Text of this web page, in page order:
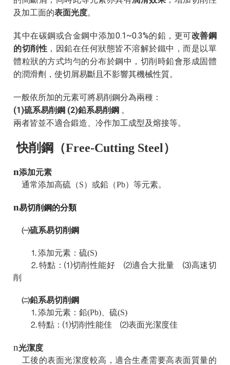
及加工面的表面光度。
其中在碳鋼或合金鋼中添加0.1~0.3%的鉛，更可改善鋼
的切削性 ，因鉛在任何狀態皆不溶解於鐵中，而是以單
體粒狀的方式均勻的分布於鋼中，切削時鉛會形成固體
的潤滑劑，使切屑易斷且不影響其機械性質。
一般依所加的元素可將易削鋼分為兩種：
(1)硫系易削鋼 (2)鉛系易削鋼 。
兩者皆並不適合鍛造、冷作加工成型及熔接等。
快削鋼（Free-Cutting Steel）
n添加元素
通常添加高硫（S）或鉛（Pb）等元素。
n易切削鋼的分類
㈠硫系易切削鋼
⒈添加元素：硫(S)
⒉特點：⑴切削性能好 ⑵適合大批量 ⑶高速切
削
㈡鉛系易切削鋼
⒈添加元素：鉛(Pb)、硫(S)
⒉特點：⑴切削性能佳 ⑵表面光潔度佳
n光潔度
工後的表面光潔度較高，適合生產需要高表面質量的